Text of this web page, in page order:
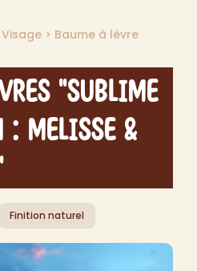
Visage > Baume à lèvre
"Sublime
Melisse &
Finition naturel